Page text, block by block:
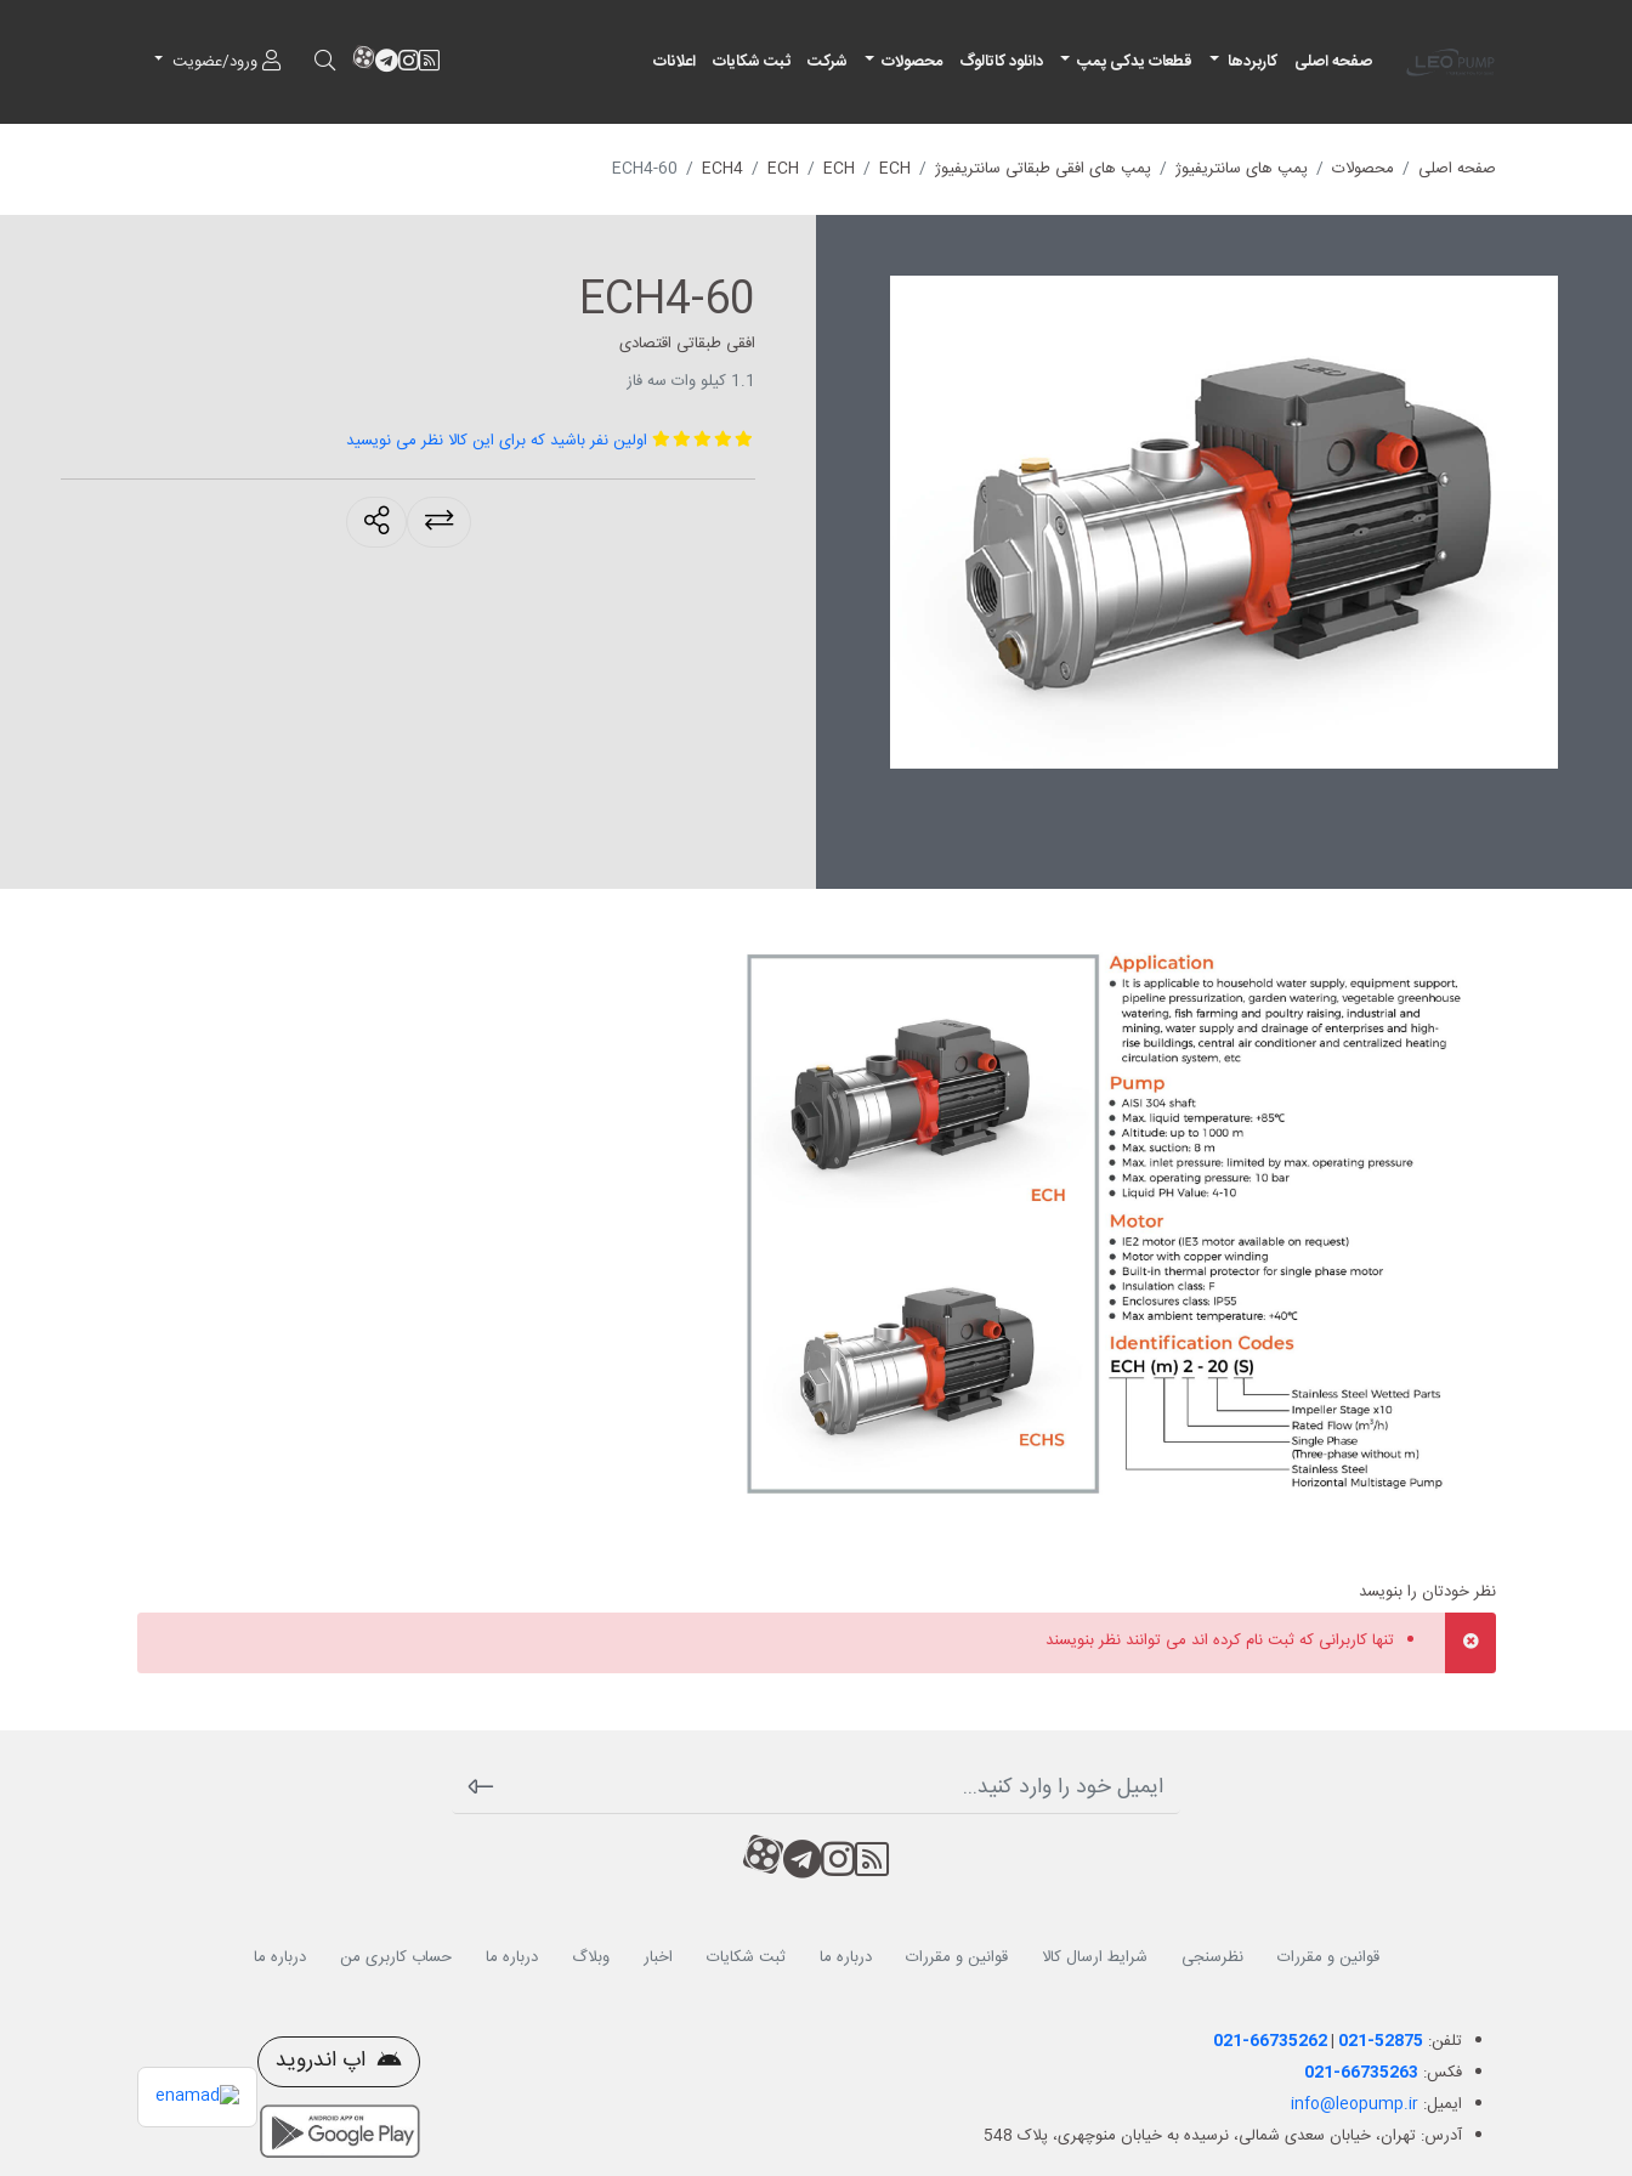
صفحه اصلی
کاربردها قطعات یدکی پمپ دانلود کاتالوگ محصولات شرکت ثبت شکایات اعلانات RSS
کانال آپارات
کانال تلگرام
کانال آپارات ورود/عضویت
صفحه اصلی محصولات پمپ های سانتریفیوژ پمپ های افقی طبقاتی سانتریفیوژ ECH
ECH
ECH
ECH4
ECH4-60
ECH4-60
افقی طبقاتی اقتصادی
1.1 کیلو وات سه فاز
اولین نفر باشید که برای این کالا نظر می نویسید
products.sharing
نظر خودتان را بنویسد
تنها کاربرانی که ثبت نام کرده اند می توانند نظر بنویسند
RSS
کانال آپارات
کانال تلگرام
کانال آپارات
قوانین و مقررات نظرسنجی شرایط ارسال کالا قوانین و مقررات درباره ما ثبت شکایات اخبار وبلاگ درباره ما حساب کاربری من درباره ما
تلفن: 021-66735262| 021-52875
فکس: 021-66735263
ایمیل:info@leopump.ir
آدرس: تهران، خیابان سعدی شمالی، نرسیده به خیابان منوچهری، پلاک 548
اپ اندروید